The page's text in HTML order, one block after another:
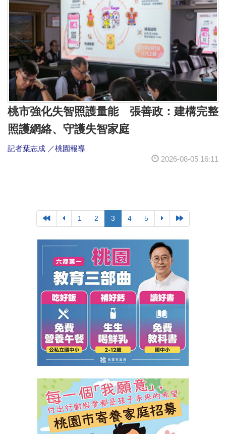
桃市強化失智照護量能 張善政：建構完整
照護網絡、守護失智家庭
記者葉志成 ／桃園報導
2026-08-05 16:11
1 2 3 4 5